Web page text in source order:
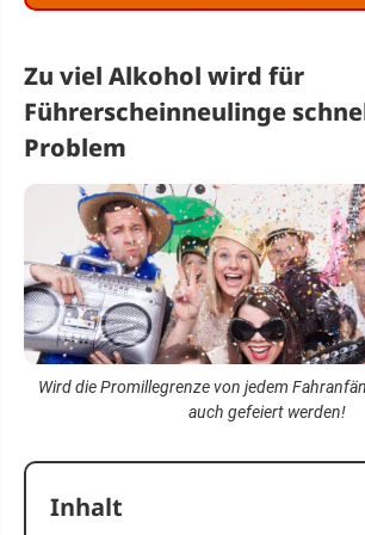
Zu viel Alkohol wird für
Führerscheinneulinge
Problem
Wird die Promillegrenze von jedem
auch gefeiert werden!
Inhalt